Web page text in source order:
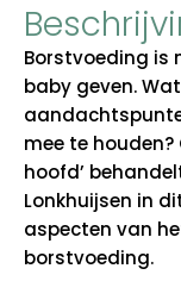
Borstvoeding is
baby geven.
mee te
hoofd’
Lonkhuijsen in
aspecten van
borstvoeding.